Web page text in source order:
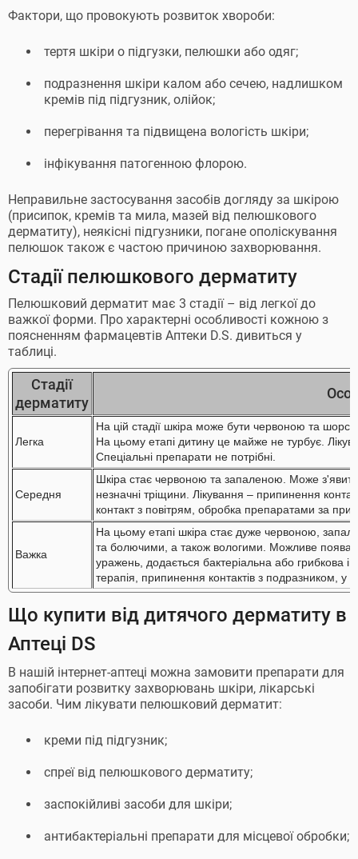
Фактори, що провокують розвиток хвороби:
тертя шкіри о підгузки, пелюшки або одяг;
подразнення шкіри калом або сечею, надлишком
кремів під підгузник, олійок;
перегрівання та підвищена вологість шкіри;
інфікування патогенною флорою.
Неправильне застосування засобів догляду за шкірою
(присипок, кремів та мила, мазей від пелюшкового
дерматиту), неякісні підгузники, погане ополіскування
пелюшок також є частою причиною захворювання.
Стадії пелюшкового дерматиту
Пелюшковий дерматит має 3 стадії – від легкої до
важкої форми. Про характерні особливості кожною з
поясненням фармацевтів Аптеки D.S. дивиться у
таблиці.
Стадії
дерматиту
Легка
На цій стадії шкіра може бути червоною та
На цьому етапі дитину це майже не турбує.
Спеціальні препарати не потрібні.
Середня
Шкіра стає червоною та запаленою. Може
незначні тріщини. Лікування – припинення
контакт з повітрям, обробка препаратами за
Важка
На цьому етапі шкіра стає дуже червоною,
та болючими, а також вологими. Можливе поява
уражень, додається бактеріальна або грибкова
терапія, припинення контактів з подразником, у
Що купити від дитячого дерматиту в
Аптеці DS
В нашій інтернет-аптеці можна замовити препарати для
запобігати розвитку захворювань шкіри, лікарські
засоби. Чим лікувати пелюшковий дерматит:
креми під підгузник;
спреї від пелюшкового дерматиту;
заспокійливі засоби для шкіри;
антибактеріальні препарати для місцевої обробки;